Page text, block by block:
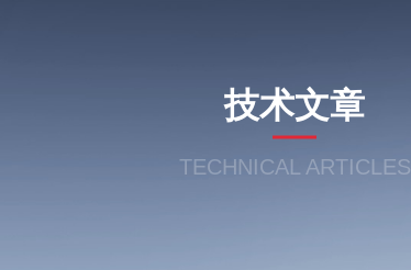
技术文章
TECHNICAL ARTICLES